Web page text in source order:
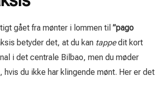
gået fra mønter i lommen til ”pago
betyder det, at du kan tappedit kort
i det centrale Bilbao, men du møder
du ikke har klingende mønt. Her er det